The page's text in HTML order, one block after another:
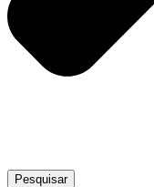
Pesquisar